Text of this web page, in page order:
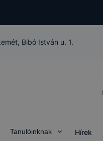
Bibó István u. 1.
Tanulóinknak Hírek